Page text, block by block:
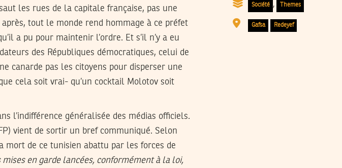
Société , Themes
Gafsa Redeyef
les rues de la capitale française, pas une
tout le monde rend hommage à ce préfet
a pu pour maintenir l’ordre. Et s’il n’y a eu
des Républiques démocratiques, celui de
canarde pas les citoyens pour disperser une
cela soit vrai- qu’un cocktail Molotov soit
l’indifférence généralisée des médias officiels.
vient de sortir un bref communiqué. Selon
mort de ce tunisien abattu par les forces de
en garde lancées, conformément à la loi,